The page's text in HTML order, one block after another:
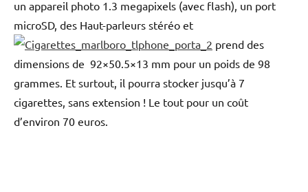
un appareil photo 1.3 megapixels (avec flash), un port
microSD, des Haut-parleurs stéréo et
prend des
dimensions de 92×50.5×13 mm pour un poids de 98
grammes. Et surtout, il pourra stocker jusqu’à 7
cigarettes, sans extension ! Le tout pour un coût
d’environ 70 euros.